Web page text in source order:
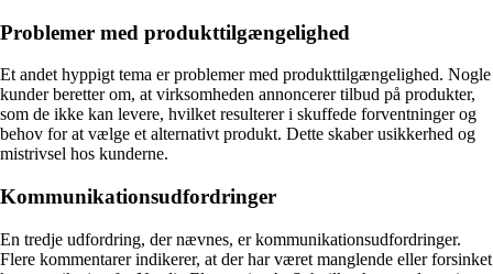
Problemer med produkttilgængelighed
Et andet hyppigt tema er problemer med produkttilgængelighed. Nogle
kunder beretter om, at virksomheden annoncerer tilbud på produkter,
som de ikke kan levere, hvilket resulterer i skuffede forventninger og
behov for at vælge et alternativt produkt. Dette skaber usikkerhed og
mistrivsel hos kunderne.
Kommunikationsudfordringer
En tredje udfordring, der nævnes, er kommunikationsudfordringer.
Flere kommentarer indikerer, at der har været manglende eller forsinket